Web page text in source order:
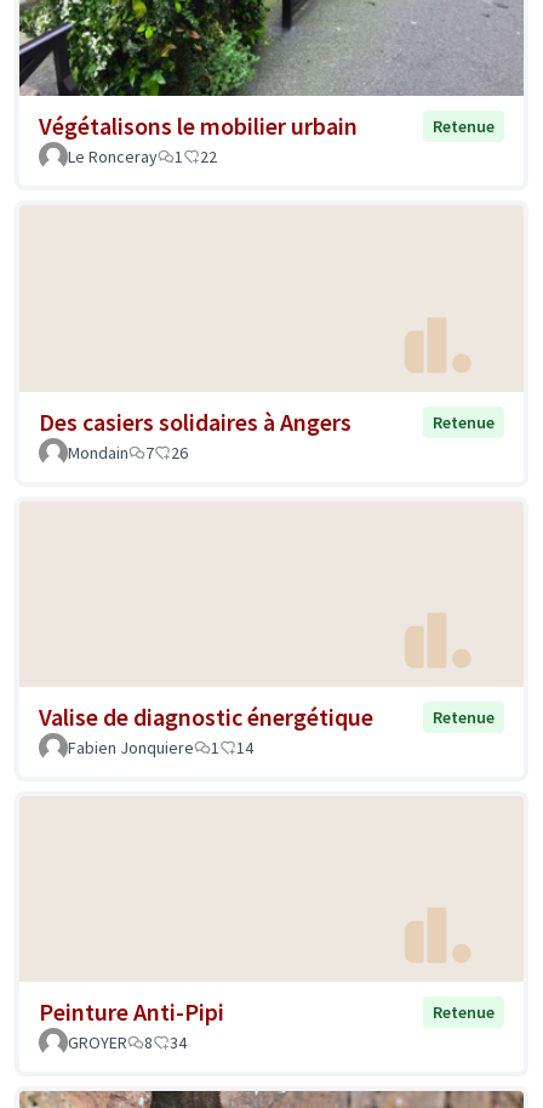
Végétalisons le mobilier urbain
Retenue
Le Ronceray
1 22
Des casiers solidaires à Angers
Retenue
Mondain
7 26
Valise de diagnostic énergétique
Retenue
Fabien Jonquiere
1 14
Peinture Anti-Pipi
Retenue
GROYER
8 34